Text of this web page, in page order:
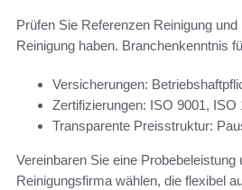
Prüfen Sie Referenzen Reinigung
Reinigung haben. Branchenkenntnis
Versicherungen:
Zertifizierungen: ISO 9001,
Transparente Preisstruktur:
Vereinbaren Sie eine
Reinigungsfirma wählen, die flexibel